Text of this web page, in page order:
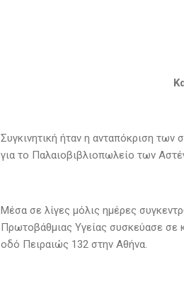
Συγκινητική ήταν η ανταπόκριση
για το Παλαιοβιβλιοπωλείο των
Μέσα σε λίγες μόλις ημέρες
Πρωτοβάθμιας Υγείας συσκεύασε σε
οδό Πειραιώς 132 στην Αθήνα.